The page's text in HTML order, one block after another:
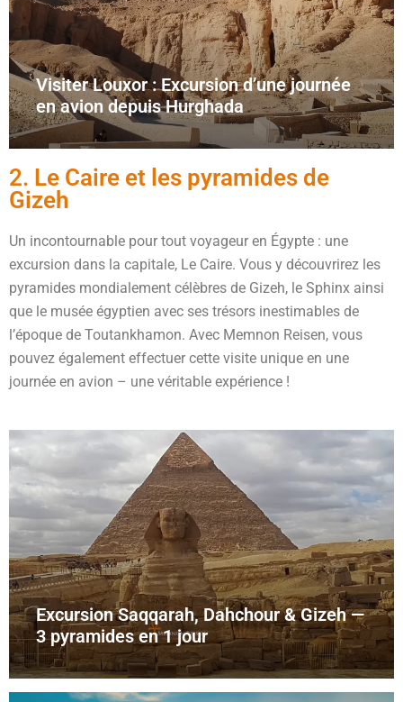
Visiter Louxor : Excursion d’une journée
en avion depuis Hurghada
2. Le Caire et les pyramides de
Gizeh
Un incontournable pour tout voyageur en Égypte : une
excursion dans la capitale, Le Caire. Vous y découvrirez les
pyramides mondialement célèbres de Gizeh, le Sphinx ainsi
que le musée égyptien avec ses trésors inestimables de
l’époque de Toutankhamon. Avec Memnon Reisen, vous
pouvez également effectuer cette visite unique en une
journée en avion – une véritable expérience !
Excursion Saqqarah, Dahchour & Gizeh —
3 pyramides en 1 jour